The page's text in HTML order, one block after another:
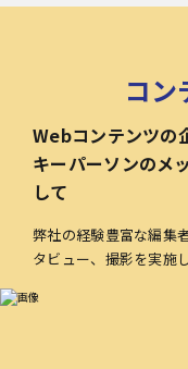
コン
Webコンテンツの
キーパーソンのメ
して
弊社の経験豊富な編集
タビュー、撮影を実施